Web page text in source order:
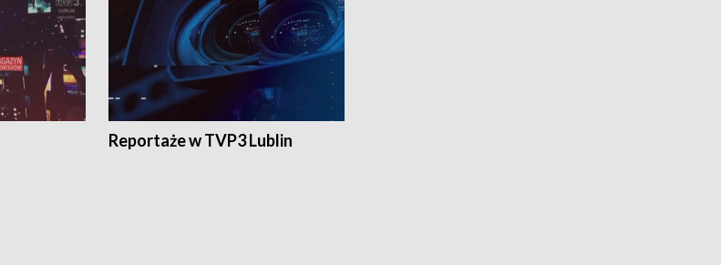
Reportaże w TVP3 Lublin